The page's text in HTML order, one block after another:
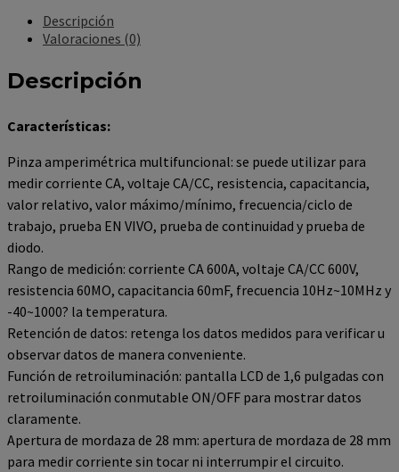
Descripción
Valoraciones (0)
Descripción
Características:
Pinza amperimétrica multifuncional: se puede utilizar para
medir corriente CA, voltaje CA/CC, resistencia, capacitancia,
valor relativo, valor máximo/mínimo, frecuencia/ciclo de
trabajo, prueba EN VIVO, prueba de continuidad y prueba de
diodo.
Rango de medición: corriente CA 600A, voltaje CA/CC 600V,
resistencia 60MO, capacitancia 60mF, frecuencia 10Hz~10MHz y
-40~1000? la temperatura.
Retención de datos: retenga los datos medidos para verificar u
observar datos de manera conveniente.
Función de retroiluminación: pantalla LCD de 1,6 pulgadas con
retroiluminación conmutable ON/OFF para mostrar datos
claramente.
Apertura de mordaza de 28 mm: apertura de mordaza de 28 mm
para medir corriente sin tocar ni interrumpir el circuito.